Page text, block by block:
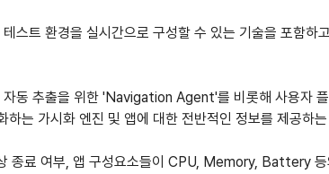
스트 환경을 실시간으로 구성할 수 있는 기술을 포함하
동 추출을 위한 'Navigation Agent'를 비롯해 사용자
는 가시화 엔진 및 앱에 대한 전반적인 정보를 제공하
종료 여부, 앱 구성요소들이 CPU, Memory, Battery